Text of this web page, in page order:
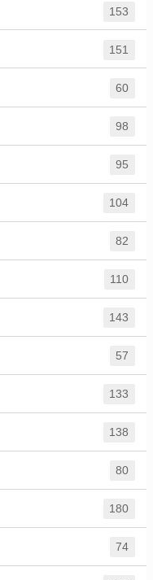
153
151
60
98
95
104
82
110
143
57
133
138
80
180
74